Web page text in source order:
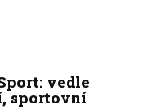
vedle
sportovní